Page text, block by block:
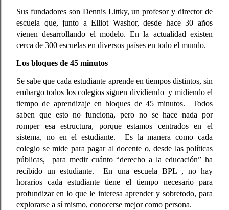
Sus fundadores son Dennis Littky, un profesor y director de
escuela que, junto a Elliot Washor, desde hace 30 años
vienen desarrollando el modelo. En la actualidad existen
cerca de 300 escuelas en diversos países en todo el mundo.
Los bloques de 45 minutos
Se sabe que cada estudiante aprende en tiempos distintos, sin
embargo todos los colegios siguen dividiendo  y midiendo el
tiempo de aprendizaje en bloques de 45 minutos.  Todos
saben que esto no funciona, pero no se hace nada por
romper esa estructura, porque estamos centrados en el
sistema, no en el estudiante.  Es la manera como cada
colegio se mide para pagar al docente o, desde las políticas
públicas,  para medir cuánto “derecho a la educación” ha
recibido un estudiante.  En una escuela BPL , no hay
horarios cada estudiante tiene el tiempo necesario para
profundizar en lo que le interesa aprender y sobretodo, para
explorarse a sí mismo, conocerse mejor como persona.